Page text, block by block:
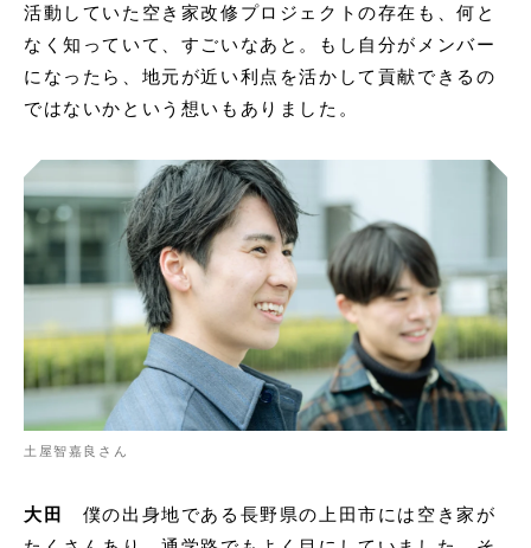
活動していた空き家改修プロジェクトの存在も、何と
なく知っていて、すごいなあと。もし自分がメンバー
になったら、地元が近い利点を活かして貢献できるの
ではないかという想いもありました。
土屋智嘉良さん
大田
僕の出身地である長野県の上田市には空き家が